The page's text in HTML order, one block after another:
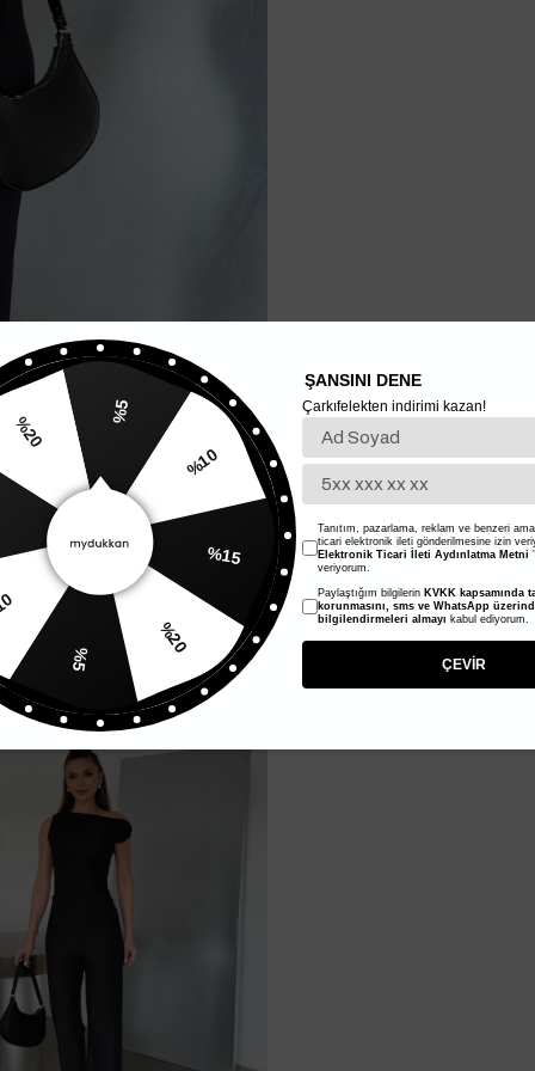
%5
%10
%15
%20
%5
%20
ŞANSINI DENE
Çarkıfelekten indirimi kazan!
Tanıtım, pazarlama, reklam ve benzeri
ticari elektronik ileti gönderilmesine izin
Elektronik Ticari İleti Aydınlatma Metni
veriyorum.
Paylaştığım bilgilerin KVKK kapsamında
korunmasını, sms ve WhatsApp
bilgilendirmeleri almayı kabul ediyorum.
ÇEVİR